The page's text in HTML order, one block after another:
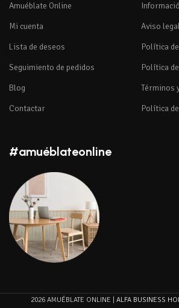
Amuéblate Online
Mi cuenta
Lista de deseos
Seguimiento de pedidos
Blog
Contactar
Aviso legal
Política
Política
Términos
Política
#amuéblateonline
2026 AMUÉBLATE ONLINE | ALFA BUSINESS